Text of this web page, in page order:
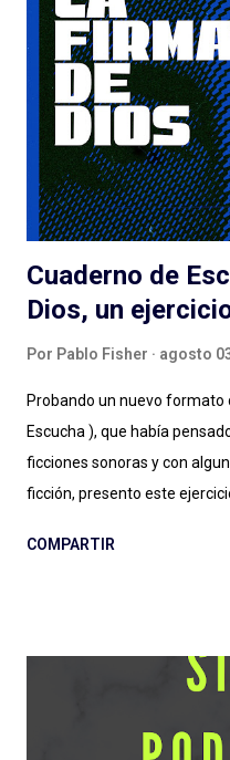
esfuerzos de Spotify: el
aplicación, la muy atractiva
suficientes o no para
de una serie que... tarda en
los episodios entre el
e...
Cuaderno de
Dios, un
Por Pablo Fisher agosto
Probando un nuevo
Escucha ), que había
ficciones sonoras y con
ficción, presento este
grande de Podium Podcast
partes, recordando la
también para evitar spoilers
COMPARTIR